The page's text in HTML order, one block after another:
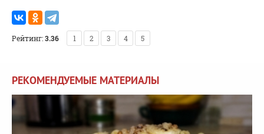
Рейтинг:3.36 1 2 3 4 5
РЕКОМЕНДУЕМЫЕ МАТЕРИАЛЫ